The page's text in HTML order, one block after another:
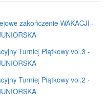
zakończenie WAKACJI -
Turniej Piątkowy vol.3 -
Turniej Piątkowy vol.2 -